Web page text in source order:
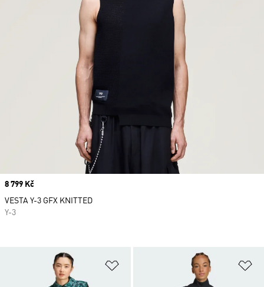
Přidat do seznamu přání
Price
8 799 Kč
VESTA Y-3 GFX KNITTED
Y-3